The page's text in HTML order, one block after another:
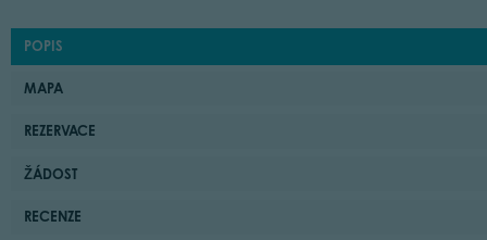
POPIS
MAPA
REZERVACE
ŽÁDOST
RECENZE